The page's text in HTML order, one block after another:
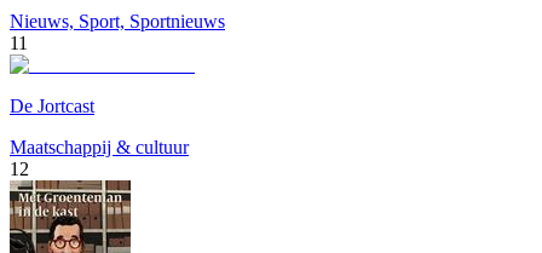
Nieuws, Sport, Sportnieuws
11
De Jortcast
Maatschappij & cultuur
12